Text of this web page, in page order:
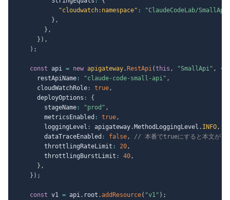
"cloudwatch:namespace" :
"ClaudeCodeLab/
} ,
} ,
} ) ,
) ;
const api = new apigateway. RestApi(this , "SmallApi" ,
{
      restApiName
: "claude-code-small-api" ,
      cloudWatchRole
: true,
      deployOptions
:
{
        stageName
: "prod" ,
        metricsEnabled
: true,
        loggingLevel
: apigateway. MethodLoggingLevel . INFO,
        dataTraceEnabled
: false,
// 本番でtrueにすると本文がロ
        throttlingRateLimit
: 20,
        throttlingBurstLimit
: 40,
} ,
} ) ;
const v1 = api. root .addResource( "v1" ) ;